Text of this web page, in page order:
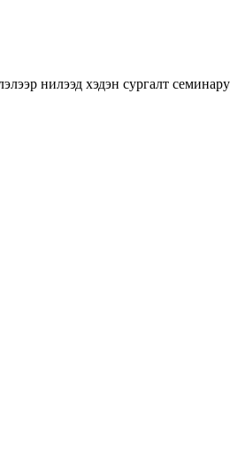
нилээд хэдэн сургалт